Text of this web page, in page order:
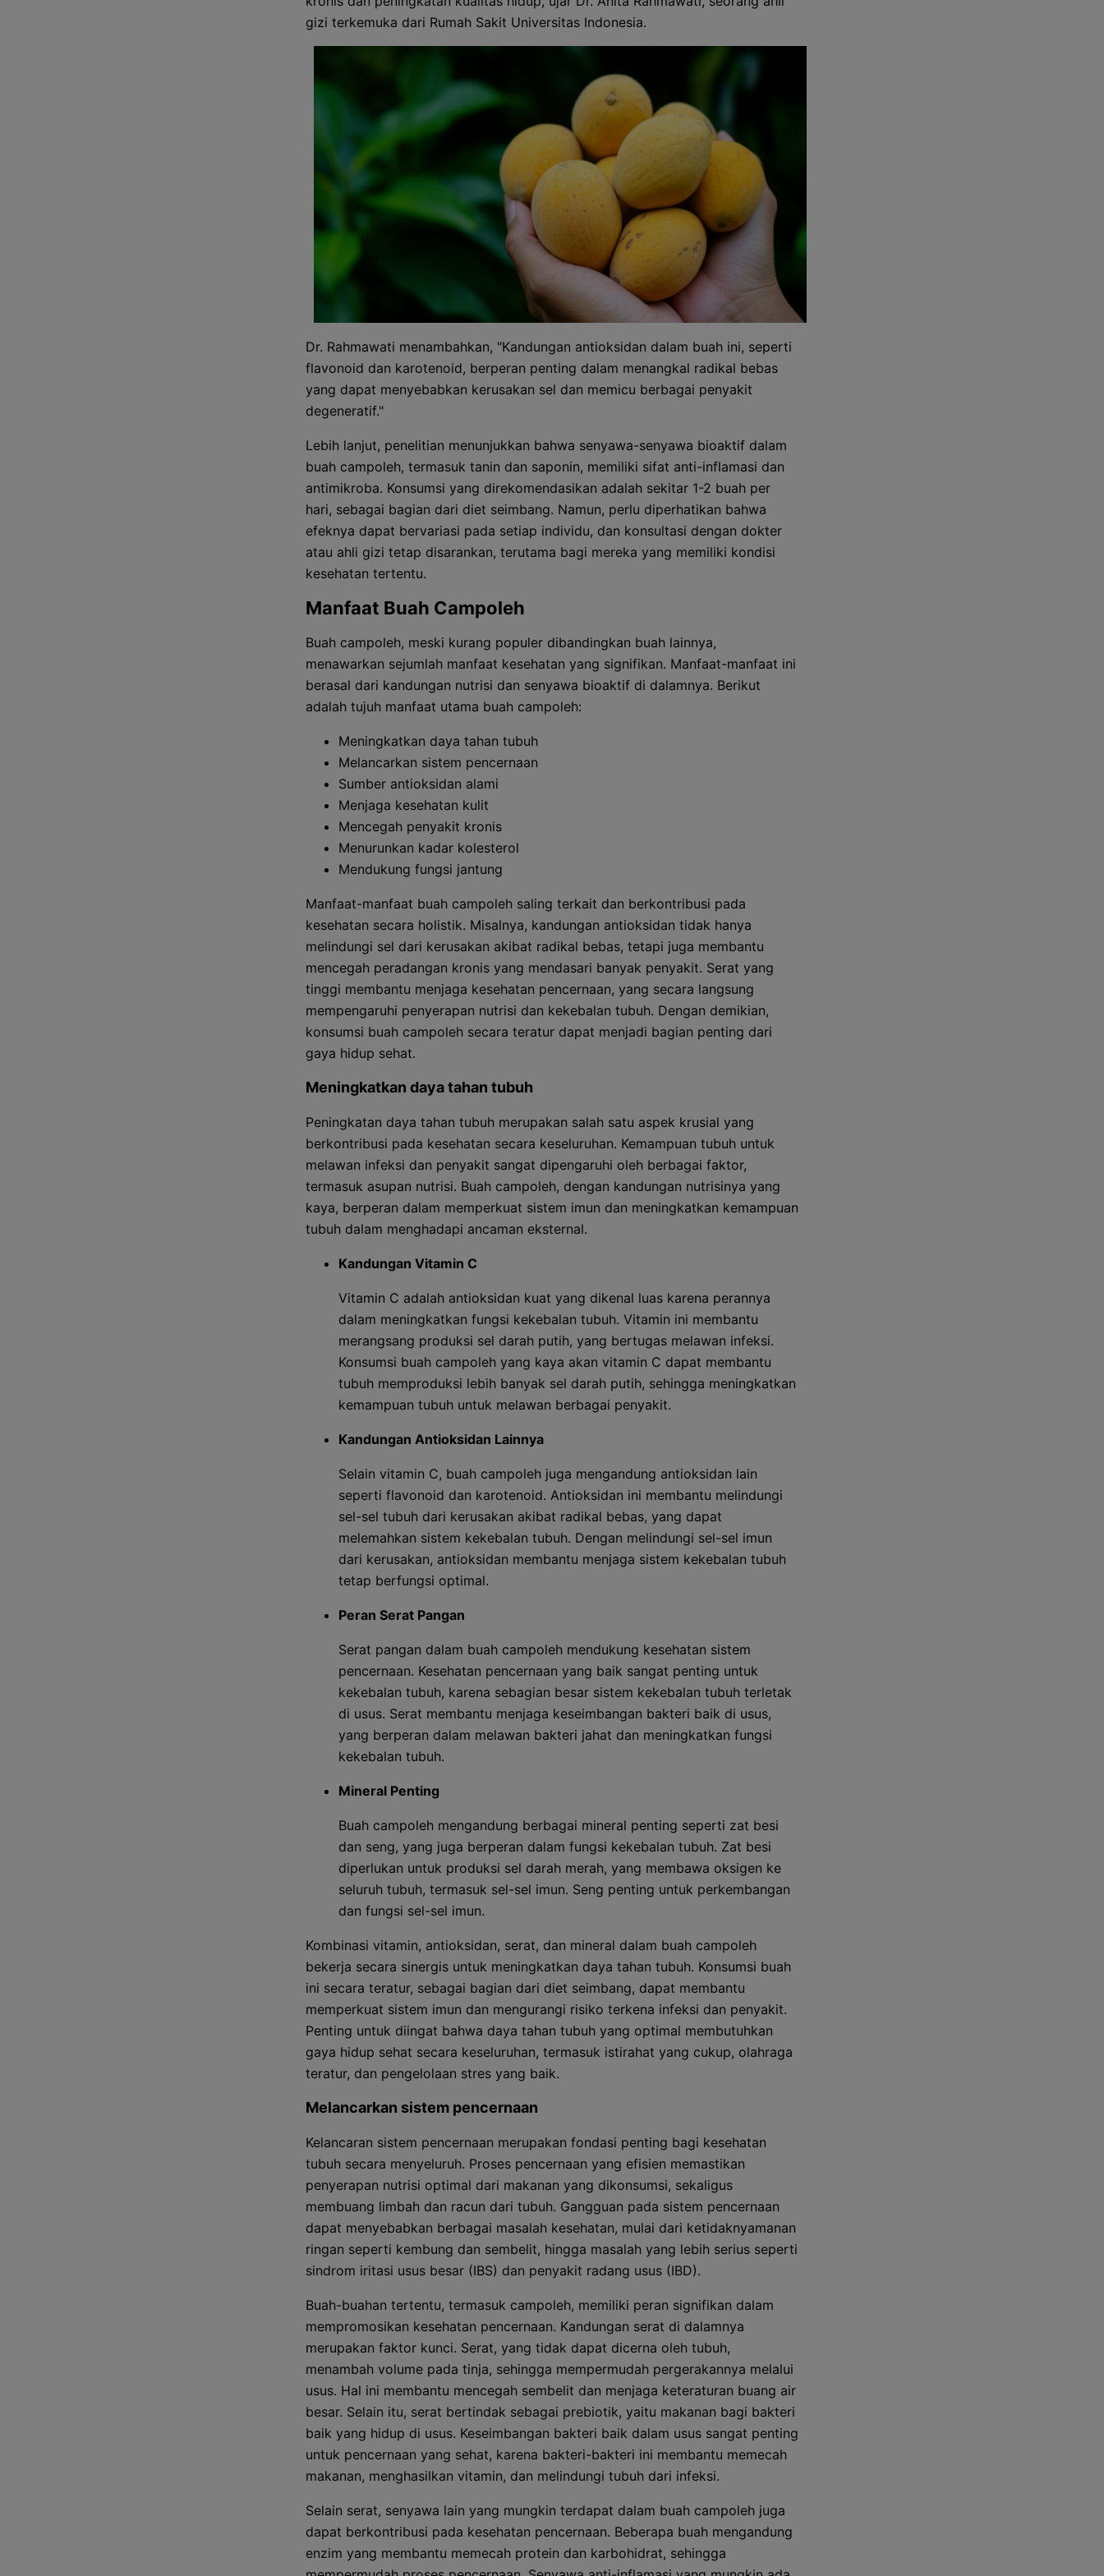
gizi terkemuka dari Rumah Sakit Universitas Indonesia.
Dr. Rahmawati menambahkan, "Kandungan antioksidan dalam buah ini, seperti
flavonoid dan karotenoid, berperan penting dalam menangkal radikal bebas
yang dapat menyebabkan kerusakan sel dan memicu berbagai penyakit
degeneratif."
Lebih lanjut, penelitian menunjukkan bahwa senyawa-senyawa bioaktif dalam
buah campoleh, termasuk tanin dan saponin, memiliki sifat anti-inflamasi dan
antimikroba. Konsumsi yang direkomendasikan adalah sekitar 1-2 buah per
hari, sebagai bagian dari diet seimbang. Namun, perlu diperhatikan bahwa
efeknya dapat bervariasi pada setiap individu, dan konsultasi dengan dokter
atau ahli gizi tetap disarankan, terutama bagi mereka yang memiliki kondisi
kesehatan tertentu.
Manfaat Buah Campoleh
Buah campoleh, meski kurang populer dibandingkan buah lainnya,
menawarkan sejumlah manfaat kesehatan yang signifikan. Manfaat-manfaat ini
berasal dari kandungan nutrisi dan senyawa bioaktif di dalamnya. Berikut
adalah tujuh manfaat utama buah campoleh:
Meningkatkan daya tahan tubuh
Melancarkan sistem pencernaan
Sumber antioksidan alami
Menjaga kesehatan kulit
Mencegah penyakit kronis
Menurunkan kadar kolesterol
Mendukung fungsi jantung
Manfaat-manfaat buah campoleh saling terkait dan berkontribusi pada
kesehatan secara holistik. Misalnya, kandungan antioksidan tidak hanya
melindungi sel dari kerusakan akibat radikal bebas, tetapi juga membantu
mencegah peradangan kronis yang mendasari banyak penyakit. Serat yang
tinggi membantu menjaga kesehatan pencernaan, yang secara langsung
mempengaruhi penyerapan nutrisi dan kekebalan tubuh. Dengan demikian,
konsumsi buah campoleh secara teratur dapat menjadi bagian penting dari
gaya hidup sehat.
Meningkatkan daya tahan tubuh
Peningkatan daya tahan tubuh merupakan salah satu aspek krusial yang
berkontribusi pada kesehatan secara keseluruhan. Kemampuan tubuh untuk
melawan infeksi dan penyakit sangat dipengaruhi oleh berbagai faktor,
termasuk asupan nutrisi. Buah campoleh, dengan kandungan nutrisinya yang
kaya, berperan dalam memperkuat sistem imun dan meningkatkan kemampuan
tubuh dalam menghadapi ancaman eksternal.
Kandungan Vitamin C
Vitamin C adalah antioksidan kuat yang dikenal luas karena perannya
dalam meningkatkan fungsi kekebalan tubuh. Vitamin ini membantu
merangsang produksi sel darah putih, yang bertugas melawan infeksi.
Konsumsi buah campoleh yang kaya akan vitamin C dapat membantu
tubuh memproduksi lebih banyak sel darah putih, sehingga meningkatkan
kemampuan tubuh untuk melawan berbagai penyakit.
Kandungan Antioksidan Lainnya
Selain vitamin C, buah campoleh juga mengandung antioksidan lain
seperti flavonoid dan karotenoid. Antioksidan ini membantu melindungi
sel-sel tubuh dari kerusakan akibat radikal bebas, yang dapat
melemahkan sistem kekebalan tubuh. Dengan melindungi sel-sel imun
dari kerusakan, antioksidan membantu menjaga sistem kekebalan tubuh
tetap berfungsi optimal.
Peran Serat Pangan
Serat pangan dalam buah campoleh mendukung kesehatan sistem
pencernaan. Kesehatan pencernaan yang baik sangat penting untuk
kekebalan tubuh, karena sebagian besar sistem kekebalan tubuh terletak
di usus. Serat membantu menjaga keseimbangan bakteri baik di usus,
yang berperan dalam melawan bakteri jahat dan meningkatkan fungsi
kekebalan tubuh.
Mineral Penting
Buah campoleh mengandung berbagai mineral penting seperti zat besi
dan seng, yang juga berperan dalam fungsi kekebalan tubuh. Zat besi
diperlukan untuk produksi sel darah merah, yang membawa oksigen ke
seluruh tubuh, termasuk sel-sel imun. Seng penting untuk perkembangan
dan fungsi sel-sel imun.
Kombinasi vitamin, antioksidan, serat, dan mineral dalam buah campoleh
bekerja secara sinergis untuk meningkatkan daya tahan tubuh. Konsumsi buah
ini secara teratur, sebagai bagian dari diet seimbang, dapat membantu
memperkuat sistem imun dan mengurangi risiko terkena infeksi dan penyakit.
Penting untuk diingat bahwa daya tahan tubuh yang optimal membutuhkan
gaya hidup sehat secara keseluruhan, termasuk istirahat yang cukup, olahraga
teratur, dan pengelolaan stres yang baik.
Melancarkan sistem pencernaan
Kelancaran sistem pencernaan merupakan fondasi penting bagi kesehatan
tubuh secara menyeluruh. Proses pencernaan yang efisien memastikan
penyerapan nutrisi optimal dari makanan yang dikonsumsi, sekaligus
membuang limbah dan racun dari tubuh. Gangguan pada sistem pencernaan
dapat menyebabkan berbagai masalah kesehatan, mulai dari ketidaknyamanan
ringan seperti kembung dan sembelit, hingga masalah yang lebih serius seperti
sindrom iritasi usus besar (IBS) dan penyakit radang usus (IBD).
Buah-buahan tertentu, termasuk campoleh, memiliki peran signifikan dalam
mempromosikan kesehatan pencernaan. Kandungan serat di dalamnya
merupakan faktor kunci. Serat, yang tidak dapat dicerna oleh tubuh,
menambah volume pada tinja, sehingga mempermudah pergerakannya melalui
usus. Hal ini membantu mencegah sembelit dan menjaga keteraturan buang air
besar. Selain itu, serat bertindak sebagai prebiotik, yaitu makanan bagi bakteri
baik yang hidup di usus. Keseimbangan bakteri baik dalam usus sangat penting
untuk pencernaan yang sehat, karena bakteri-bakteri ini membantu memecah
makanan, menghasilkan vitamin, dan melindungi tubuh dari infeksi.
Selain serat, senyawa lain yang mungkin terdapat dalam buah campoleh juga
dapat berkontribusi pada kesehatan pencernaan. Beberapa buah mengandung
enzim yang membantu memecah protein dan karbohidrat, sehingga